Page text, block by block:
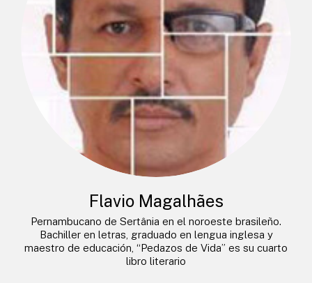
Flavio Magalhães
Pernambucano de Sertânia en el noroeste brasileño.
Bachiller en letras, graduado en lengua inglesa y
maestro de educación, “Pedazos de Vida” es su cuarto
libro literario